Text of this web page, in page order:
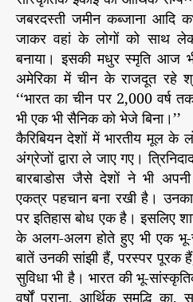
जबरदस्ती जमीन कब्जाना आदि
जाकर वहां के लोगों को साथ
बनाया। इसकी मधुर स्मृति आज
अमेरिका में चीन के राजदूत रहे
‘‘भारत का चीन पर 2,000 वर्ष
भी एक भी सैनिक को भेजे बिना।’’
कैरिबियन देशों में भारतीय मूल के
अंग्रेजों द्वारा ले जाए गए।
बारबाडोस जैसे देशों ने भी
एकत्र पहचान बना रखी है। उनका
पर इतिहास बोध एक है। इसलिए
के अलग-अलग होते हुए भी एक
बातें उनकी सांझी हैं, परस्पर
सुविधा भी है। भारत की भू-
वर्षों पुराना, आर्थिक समृद्धि